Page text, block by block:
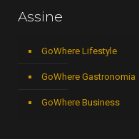
Assine
GoWhere Lifestyle
GoWhere Gastronomia
GoWhere Business